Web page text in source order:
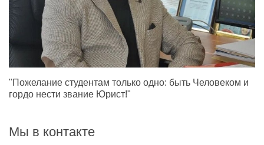
"Пожелание студентам только одно: быть Человеком и
гордо нести звание Юрист!"
Мы в контакте